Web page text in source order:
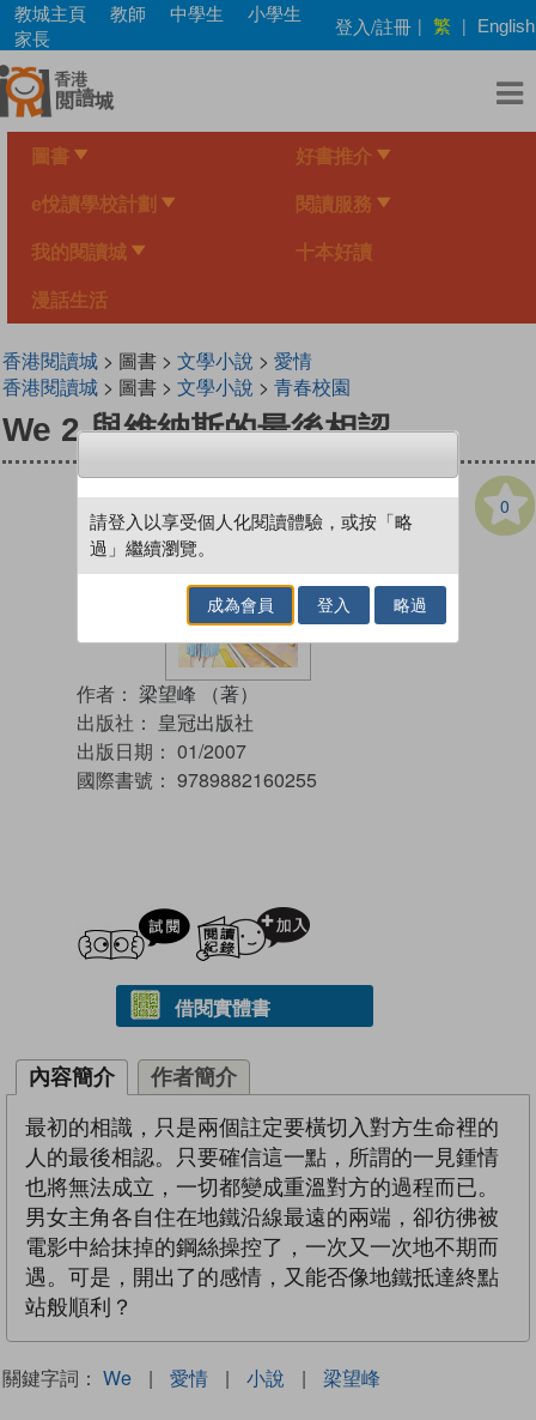
Skip
main
content
教城主頁 教師 中學生
小學生
家長
登入/註冊 | 繁 | English
圖書 好書推介
e悅讀學校計劃 閱讀服務
我的閱讀城 十本好讀
漫話生活
香港閱讀城> 圖書 > 文學小說 > 愛情
香港閱讀城> 圖書 > 文學小說 > 青春校園
We 2 與維納斯的最後相認
0
作者： 梁望峰 （著）
出版社： 皇冠出版社
出版日期： 01/2007
國際書號： 9789882160255
試閲
借閱實體書
內容簡介 作者簡介
最初的相識，只是兩個註定要橫切入對方生命裡的
人的最後相認。只要確信這一點，所謂的一見鍾情
也將無法成立，一切都變成重溫對方的過程而已。
男女主角各自住在地鐵沿線最遠的兩端，卻彷彿被
電影中給抹掉的鋼絲操控了，一次又一次地不期而
遇。可是，開出了的感情，又能否像地鐵抵達終點
站般順利？
關鍵字詞： We | 愛情 | 小說 | 梁望峰
請登入以享受個人化閱讀體驗，或按「略
過」繼續瀏覽。
成為會員 登入 略過